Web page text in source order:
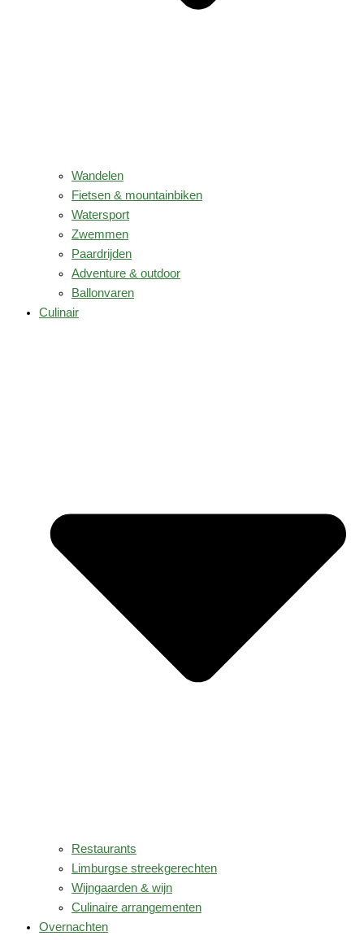
Wandelen
Fietsen & mountainbiken
Watersport
Zwemmen
Paardrijden
Adventure & outdoor
Ballonvaren
Culinair
Restaurants
Limburgse streekgerechten
Wijngaarden & wijn
Culinaire arrangementen
Overnachten